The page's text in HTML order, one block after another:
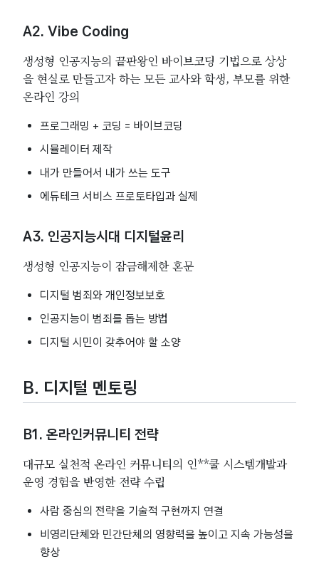
A2. Vibe Coding
생성형 인공지능의 끝판왕인 바이브코딩 기법으로 상상
을 현실로 만들고자 하는 모든 교사와 학생, 부모를 위한
온라인 강의
프로그래밍 + 코딩 = 바이브코딩
시뮬레이터 제작
내가 만들어서 내가 쓰는 도구
에듀테크 서비스 프로토타입과 실제
A3. 인공지능시대 디지털윤리
생성형 인공지능이 잠금해제한 혼문
디지털 범죄와 개인정보보호
인공지능이 범죄를 돕는 방법
디지털 시민이 갖추어야 할 소양
B. 디지털 멘토링
B1. 온라인커뮤니티 전략
대규모 실천적 온라인 커뮤니티의 인**쿨 시스템개발과
운영 경험을 반영한 전략 수립
사람 중심의 전략을 기술적 구현까지 연결
비영리단체와 민간단체의 영향력을 높이고 지속 가능성을
향상